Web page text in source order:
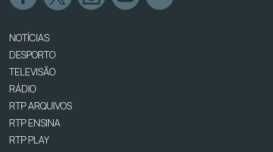
NOTÍCIAS
DESPORTO
TELEVISÃO
RÁDIO
RTP ARQUIVOS
RTP ENSINA
RTP PLAY